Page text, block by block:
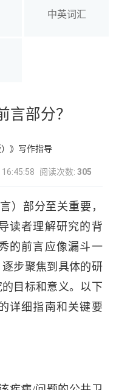
中英词汇
言部分？
）》写作指导
阅读次数: 305
）部分至关重要，
读者理解研究的背
的前言应像漏斗一
步聚焦到具体的研
目标和意义。以下
详细指南和关键要